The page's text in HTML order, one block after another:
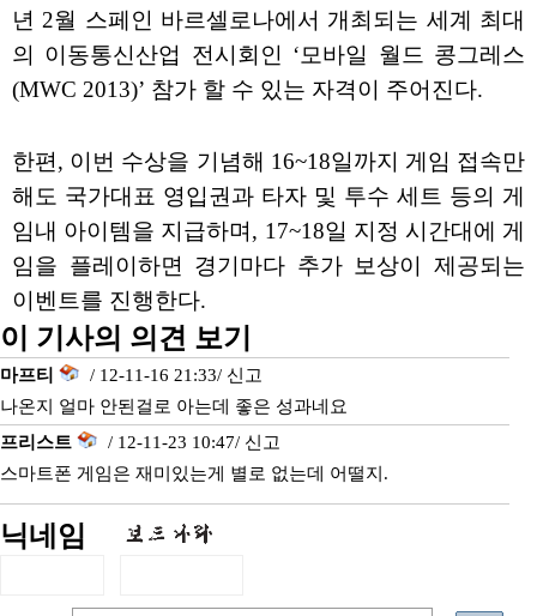
년 2월 스페인 바르셀로나에서 개최되는 세계 최대
의 이동통신산업 전시회인 ‘모바일 월드 콩그레스
(MWC 2013)’ 참가 할 수 있는 자격이 주어진다.
한편, 이번 수상을 기념해 16~18일까지 게임 접속만
해도 국가대표 영입권과 타자 및 투수 세트 등의 게
임내 아이템을 지급하며, 17~18일 지정 시간대에 게
임을 플레이하면 경기마다 추가 보상이 제공되는
이벤트를 진행한다.
이 기사의 의견 보기
마프티 / 12-11-16 21:33/ 신고
나온지 얼마 안된걸로 아는데 좋은 성과네요
프리스트
/ 12-11-23 10:47/ 신고
스마트폰 게임은 재미있는게 별로 없는데 어떨지.
닉네임